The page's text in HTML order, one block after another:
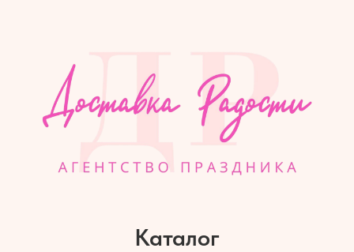
Каталог